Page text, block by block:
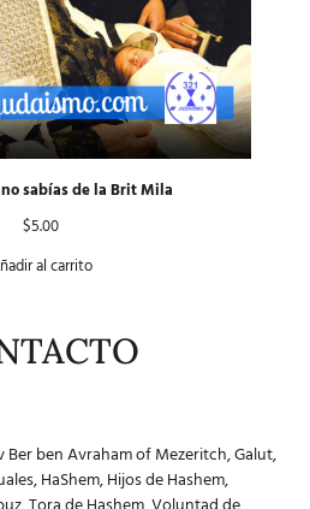
no sabías de la Brit Mila
$5.00
al carrito
Ber ben Avraham of Mezeritch,Galut,
,HaShem,Hijos de Hashem,